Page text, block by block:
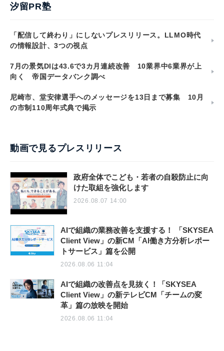
汐留PR塾
「配信して終わり」にしないプレスリリース。LLMO時代
の情報設計、3つの視点
7月の景気DIは43.6で3カ月連続改善 10業界中6業界が上
向く 帝国データバンク調べ
尼崎市、堂安律選手へのメッセージを13日まで募集 10月
の市制110周年式典で掲示
動画で見るプレスリリース
政府全体でこども・若者の自殺防止に向
けた取組を強化します
2026.08.07 14:00
AIで組織の業務改善を支援する！ 「SKYSEA
Client View」の新CM「AI働き方分析レポー
トサービス」篇を公開
2026.08.06 11:04
AIで組織の改善点を見抜く！「SKYSEA
Client View」の新テレビCM「チームの変
革」篇の放映を開始
2026.08.06 11:04